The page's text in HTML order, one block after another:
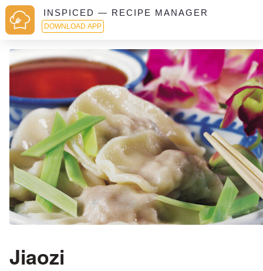
INSPICED — RECIPE MANAGER
DOWNLOAD APP
Jiaozi